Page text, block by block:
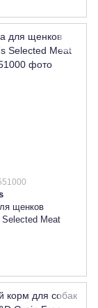
щенков
Selected Meat